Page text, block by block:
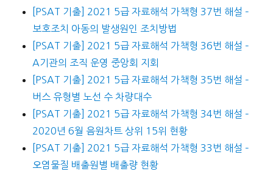
[PSAT 기출] 2021 5급 자료해석 가책형 37번 해설 –
보호조치 아동의 발생원인 조치방법
[PSAT 기출] 2021 5급 자료해석 가책형 36번 해설 –
A기관의 조직 운영 중앙회 지회
[PSAT 기출] 2021 5급 자료해석 가책형 35번 해설 –
버스 유형별 노선 수 차량대수
[PSAT 기출] 2021 5급 자료해석 가책형 34번 해설 –
2020년 6월 음원차트 상위 15위 현황
[PSAT 기출] 2021 5급 자료해석 가책형 33번 해설 –
오염물질 배출원별 배출량 현황